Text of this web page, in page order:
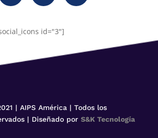
id="3"]
| AIPS América | Todos los
| Diseñado por S&K Tecnología